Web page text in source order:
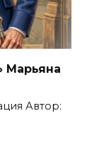
Марьяна
Автор: